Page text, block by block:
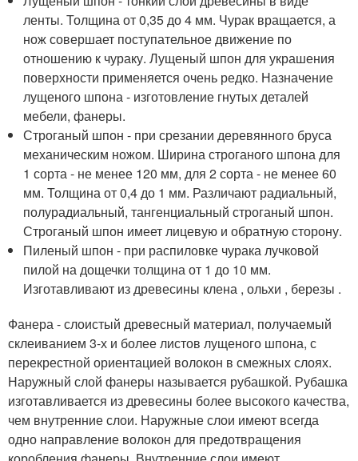
ленты. Толщина от 0,35 до 4 мм. Чурак вращается, а
нож совершает поступательное движение по
отношению к чураку. Лущеный шпон для украшения
поверхности применяется очень редко. Назначение
лущеного шпона - изготовление гнутых деталей
мебели, фанеры.
Строганый шпон - при срезании деревянного бруса
механическим ножом. Ширина строганого шпона для
1 сорта - не менее 120 мм, для 2 сорта - не менее 60
мм. Толщина от 0,4 до 1 мм. Различают радиальный,
полурадиальный, тангенциальный строганый шпон.
Строганый шпон имеет лицевую и обратную сторону.
Пиленый шпон - при распиловке чурака лучковой
пилой на дощечки толщина от 1 до 10 мм.
Изготавливают из древесины клена , ольхи , березы .
Фанера - слоистый древесный материал, получаемый
склеиванием 3-х и более листов лущеного шпона, с
перекрестной ориентацией волокон в смежных слоях.
Наружный слой фанеры называется рубашкой. Рубашка
изготавливается из древесины более высокого качества,
чем внутренние слои. Наружные слои имеют всегда
одно направление волокон для предотвращения